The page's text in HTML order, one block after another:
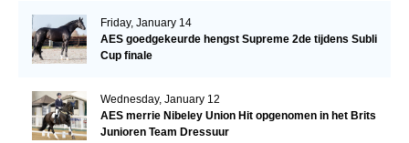
Friday, January 14
AES goedgekeurde hengst Supreme 2de tijdens Subli
Cup finale
Wednesday, January 12
AES merrie Nibeley Union Hit opgenomen in het Brits
Junioren Team Dressuur